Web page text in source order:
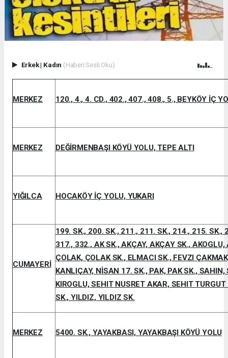
Erkek| Kadın (Haberi Sesli Oku)
MERKEZ 120., 4., 4. CD., 402., 407., 408., 5., BEYKÖY İÇ
MERKEZ DEĞİRMENBAŞI KÖYÜ YOLU, TEPE ALTI
YIĞILCA HOCAKÖY İÇ YOLU, YUKARI
CUMAYERİ
199. SK., 200. SK., 211., 211. SK., 214., 215. SK.,
317., 332., AK SK., AKÇAY, AKÇAY SK., AKOGLU,
ÇOLAK, ÇOLAK SK., ELMACI SK., FEVZI
KANLIÇAY, NİSAN 17. SK., PAK, PAK SK.,
KIROGLU, SEHIT NUSRET AKAR, SEHIT
SK., YILDIZ, YILDIZ SK.
MERKEZ 5400. SK., YAYAKBASI, YAYAKBAŞI KÖYÜ YOLU